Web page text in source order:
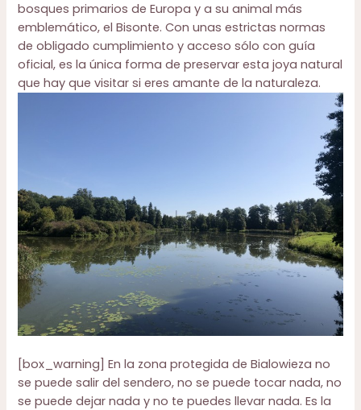
bosques primarios de Europa y a su animal más
emblemático, el Bisonte. Con unas estrictas normas
de obligado cumplimiento y acceso sólo con guía
oficial, es la única forma de preservar esta joya natural
que hay que visitar si eres amante de la naturaleza.
[box_warning] En la zona protegida de Bialowieza no
se puede salir del sendero, no se puede tocar nada, no
se puede dejar nada y no te puedes llevar nada. Es la